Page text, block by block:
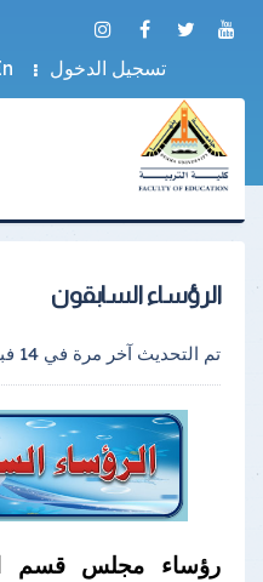
تسجيل الدخول
الرؤساء السابقون
تم التحديث آخر مرة في 14 فبراير 2021
رؤساء مجلس قسم